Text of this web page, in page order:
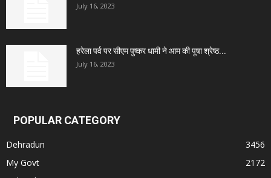
July 16, 2023
हरेला पर्व पर सीएम पुष्कर धामी ने आम की पूषा श्रेष्ठ...
July 16, 2023
POPULAR CATEGORY
Dehradun
3456
My Govt
2172